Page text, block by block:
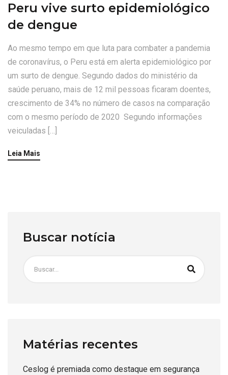
Peru vive surto epidemiológico
de dengue
Ao mesmo tempo em que luta para combater a pandemia
de coronavírus, o Peru está em alerta epidemiológico por
um surto de dengue. Segundo dados do ministério da
saúde peruano, mais de 12 mil pessoas ficaram doentes,
crescimento de 34% no número de casos na comparação
com o mesmo período de 2020 Segundo informações
veiculadas […]
Leia Mais
Buscar notícia
Matérias recentes
Ceslog é premiada como destaque em segurança